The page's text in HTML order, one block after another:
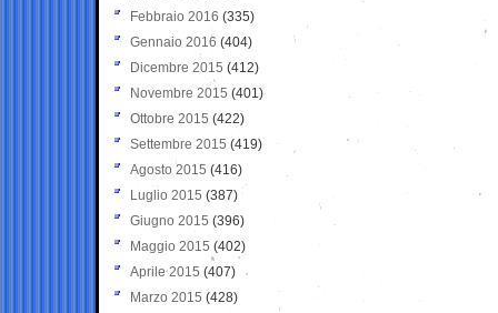
Febbraio 2016 (335)
Gennaio 2016 (404)
Dicembre 2015 (412)
Novembre 2015 (401)
Ottobre 2015 (422)
Settembre 2015 (419)
Agosto 2015 (416)
Luglio 2015 (387)
Giugno 2015 (396)
Maggio 2015 (402)
Aprile 2015 (407)
Marzo 2015 (428)